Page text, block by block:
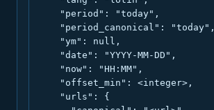
    "period": "today",
    "period_canonical": "today",
    "ym": null,
    "date": "YYYY-MM-DD",
    "now": "HH:MM",
    "offset_min": <integer>,
    "urls": {